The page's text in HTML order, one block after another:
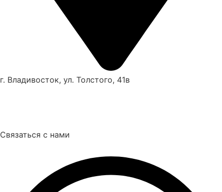
г. Владивосток, ул. Толстого, 41в
Связаться с нами